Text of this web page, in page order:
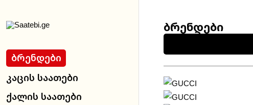
Ბრენდები
Კაცის Საათები
Ქალის Საათები
ბრენდები